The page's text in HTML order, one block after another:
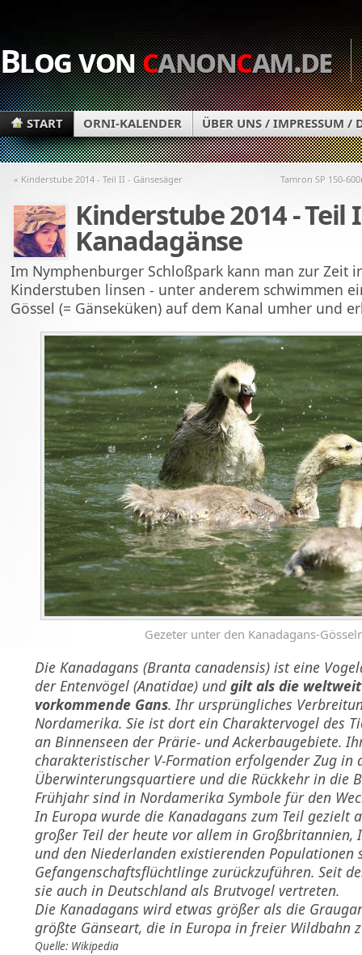
Blog voncanoncam.de
START ORNI-KALENDER ÜBER UNS / IMPRESSUM /
« Kinderstube 2014 - Teil II - Gänsesäger Tamron SP 150-
Kinderstube 2014 - Teil
Kanadagänse
Im Nymphenburger Schloßpark kann man zur Zeit
Kinderstuben linsen - unter anderem schwimmen
Gössel (= Gänseküken) auf dem Kanal umher und
Gezeter unter den Kanadagans-
Die Kanadagans (Branta canadensis) ist eine
der Entenvögel (Anatidae) undgilt als die
vorkommende Gans. Ihr ursprüngliches
Nordamerika. Sie ist dort ein Charaktervogel des
an Binnenseen der Prärie- und Ackerbaugebiete.
charakteristischer V-Formation erfolgender Zug in
Überwinterungsquartiere und die Rückkehr in die
Frühjahr sind in Nordamerika Symbole für den
In Europa wurde die Kanadagans zum Teil gezielt
großer Teil der heute vor allem in Großbritannien,
und den Niederlanden existierenden Populationen
Gefangenschaftsflüchtlinge zurückzuführen. Seit
sie auch in Deutschland als Brutvogel vertreten.
Die Kanadagans wird etwas größer als die
größte Gänseart, die in Europa in freier Wildbahn
Quelle: Wikipedia